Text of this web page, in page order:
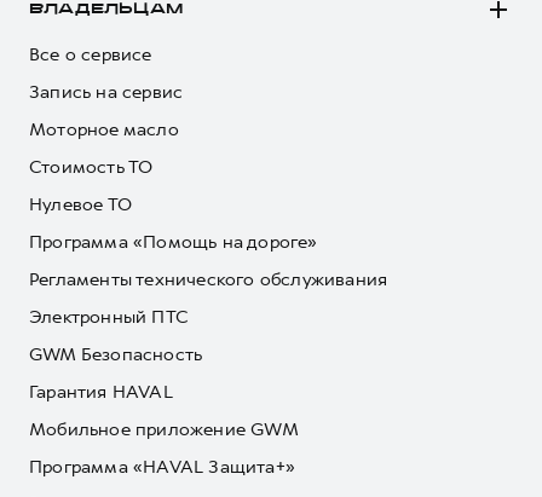
ВЛАДЕЛЬЦАМ
Все о сервисе
Запись на сервис
Моторное масло
Стоимость ТО
Нулевое ТО
Программа «Помощь на дороге»
Регламенты технического обслуживания
Электронный ПТС
GWM Безопасность
Гарантия HAVAL
Мобильное приложение GWM
Программа «HAVAL Защита+»